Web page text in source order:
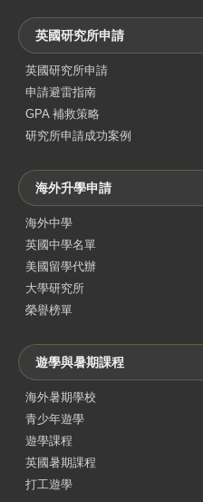
英國研究所申請
英國研究所申請
申請避雷指南
GPA 補救策略
研究所申請成功案例
海外升學申請
海外中學
英國中學名單
美國留學代辦
大學研究所
榮譽榜單
遊學與暑期課程
海外暑期學校
青少年遊學
遊學課程
英國暑期課程
打工遊學